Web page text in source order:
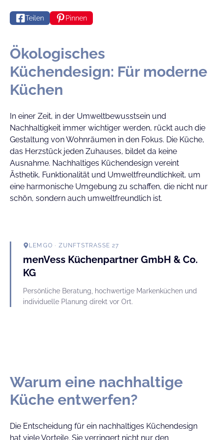
Teilen Pinnen
Ökologisches
Küchendesign: Für moderne
Küchen
In einer Zeit, in der Umweltbewusstsein und
Nachhaltigkeit immer wichtiger werden, rückt auch die
Gestaltung von Wohnräumen in den Fokus. Die Küche,
das Herzstück jeden Zuhauses, bildet da keine
Ausnahme. Nachhaltiges Küchendesign vereint
Ästhetik, Funktionalität und Umweltfreundlichkeit, um
eine harmonische Umgebung zu schaffen, die nicht nur
schön, sondern auch umweltfreundlich ist.
LEMGO · ZUNFTSTRASSE 27
menVess Küchenpartner GmbH & Co.
KG
Persönliche Beratung, hochwertige Markenküchen und
individuelle Planung direkt vor Ort.
Warum eine nachhaltige
Küche entwerfen?
Die Entscheidung für ein nachhaltiges Küchendesign
hat viele Vorteile. Sie verringert nicht nur den